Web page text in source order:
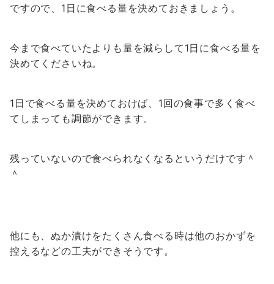
ですので、1日に食べる量を決めておきましょう。
今まで食べていたよりも量を減らして1日に食べる量を
決めてくださいね。
1日で食べる量を決めておけば、1回の食事で多く食べ
てしまっても調節ができます。
残っていないので食べられなくなるというだけです＾
＾
他にも、ぬか漬けをたくさん食べる時は他のおかずを
控えるなどの工夫ができそうです。